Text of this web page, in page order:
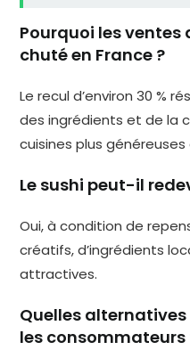
Pourquoi les
chuté en France ?
Le recul d’environ 30 %
des ingrédients et de la
cuisines plus
Le sushi peut-il
Oui, à condition de
créatifs, d’ingrédients
attractives.
Quelles
les consommateurs